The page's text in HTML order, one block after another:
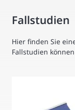
Fallstudien
Hier finden Sie
Fallstudien